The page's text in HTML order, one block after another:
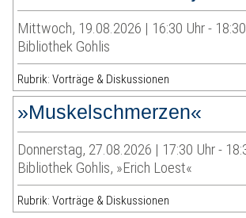
Mittwoch, 19.08.2026 | 16:30 Uhr -
Bibliothek Gohlis
Rubrik: Vorträge & Diskussionen
»Muskelschmerzen«
Donnerstag, 27.08.2026 | 17:30 Uhr -
Bibliothek Gohlis, »Erich Loest«
Rubrik: Vorträge & Diskussionen